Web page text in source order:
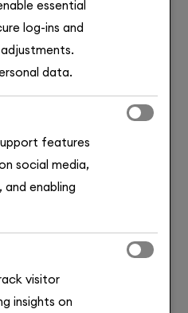
Premium-
zwei separate
natürliche Materialien
consent under GDPR.
cookies to analyze site
and deliver
These will only be
You can choose to
may affect your
essential
log-ins and
data.
features
social media,
enabling
visitor
insights on